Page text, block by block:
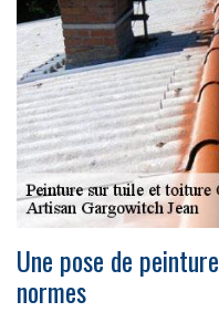
Une pose de
normes